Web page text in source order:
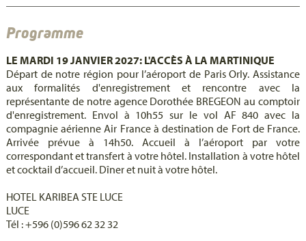
Programme
LE MARDI 19 JANVIER 2027: L'ACCÈS À LA MARTINIQUE
Départ de notre région pour l’aéroport de Paris Orly. Assistance
aux formalités d'enregistrement et rencontre avec la
représentante de notre agence Dorothée BREGEON au comptoir
d'enregistrement. Envol à 10h55 sur le vol AF 840 avec la
compagnie aérienne Air France à destination de Fort de France.
Arrivée prévue à 14h50. Accueil à l’aéroport par votre
correspondant et transfert à votre hôtel. Installation à votre hôtel
et cocktail d’accueil. Dîner et nuit à votre hôtel.
HOTEL KARIBEA STE LUCE
LUCE
Tél : +596 (0)596 62 32 32